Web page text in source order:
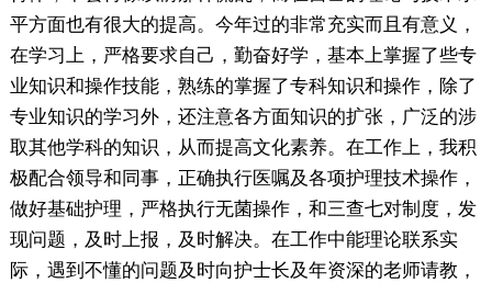
平方面也有很大的提高。今年过的非常充实而且有意义，
在学习上，严格要求自己，勤奋好学，基本上掌握了些专
业知识和操作技能，熟练的掌握了专科知识和操作，除了
专业知识的学习外，还注意各方面知识的扩张，广泛的涉
取其他学科的知识，从而提高文化素养。在工作上，我积
极配合领导和同事，正确执行医嘱及各项护理技术操作，
做好基础护理，严格执行无菌操作，和三查七对制度，发
现问题，及时上报，及时解决。在工作中能理论联系实
际，遇到不懂的问题及时向护士长及年资深的老师请教，